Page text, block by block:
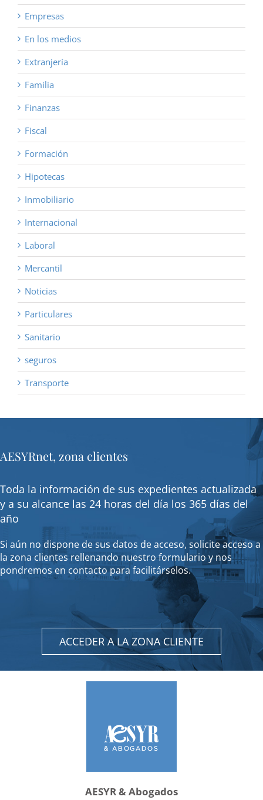
Empresas
En los medios
Extranjería
Familia
Finanzas
Fiscal
Formación
Hipotecas
Inmobiliario
Internacional
Laboral
Mercantil
Noticias
Particulares
Sanitario
seguros
Transporte
AESYRnet, zona clientes
Toda la información de sus expedientes actualizada
y a su alcance las 24 horas del día los 365 días del
año
Si aún no dispone de sus datos de acceso, solicite acceso a
la zona clientes rellenando nuestro formulario y nos
pondremos en contacto para facilitárselos.
ACCEDER A LA ZONA CLIENTE
AESYR & Abogados